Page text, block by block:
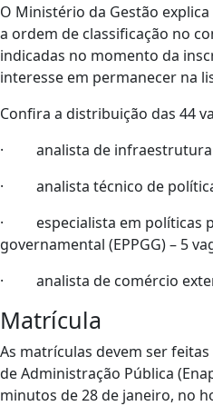
O Ministério da Gestão
a ordem de classificação no
indicadas no momento da
interesse em permanecer na
Confira a distribuição das 44
· analista de infraestrutura
· analista técnico de políticas
· especialista em políticas
governamental (EPPGG) – 5
· analista de comércio
Matrícula
As matrículas devem ser
de Administração Pública
minutos de 28 de janeiro, no